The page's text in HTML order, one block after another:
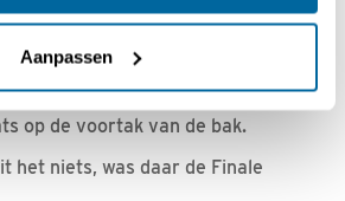
Aanpassen
sprong landde ze keurig op de
en wat rondkijken nam ze
op de voortak van de bak.
het niets, was daar de Finale